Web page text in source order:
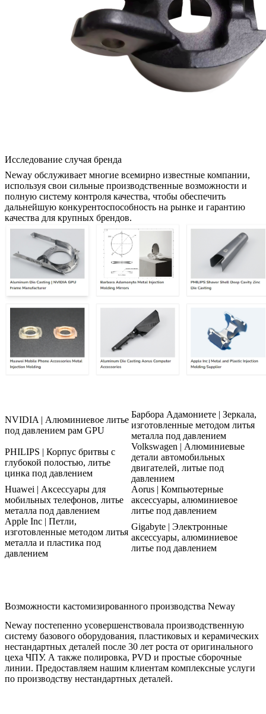
Исследование случая бренда
Neway обслуживает многие всемирно известные компании,
используя свои сильные производственные возможности и
полную систему контроля качества, чтобы обеспечить
дальнейшую конкурентоспособность на рынке и гарантию
качества для крупных брендов.
NVIDIA | Алюминиевое литье
под давлением рам GPU
Барбора Адамониете | Зеркала,
изготовленные методом литья
металла под давлением
PHILIPS | Корпус бритвы с
глубокой полостью, литье
цинка под давлением
Volkswagen | Алюминиевые
детали автомобильных
двигателей, литые под
давлением
Huawei | Аксессуары для
мобильных телефонов, литье
металла под давлением
Aorus | Компьютерные
аксессуары, алюминиевое
литье под давлением
Apple Inc | Петли,
изготовленные методом литья
металла и пластика под
давлением
Gigabyte | Электронные
аксессуары, алюминиевое
литье под давлением
Возможности кастомизированного производства Neway
Neway постепенно усовершенствовала производственную
систему базового оборудования, пластиковых и керамических
нестандартных деталей после 30 лет роста от оригинального
цеха ЧПУ. А также полировка, PVD и простые сборочные
линии. Предоставляем нашим клиентам комплексные услуги
по производству нестандартных деталей.